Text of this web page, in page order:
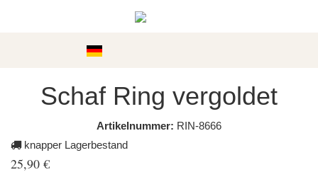
Schaf Ring vergoldet
Artikelnummer: RIN-8666
knapper Lagerbestand
25,90 €